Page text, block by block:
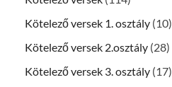
Kötelező versek 1. osztály (10)
Kötelező versek 2.osztály (28)
Kötelező versek 3. osztály (17)